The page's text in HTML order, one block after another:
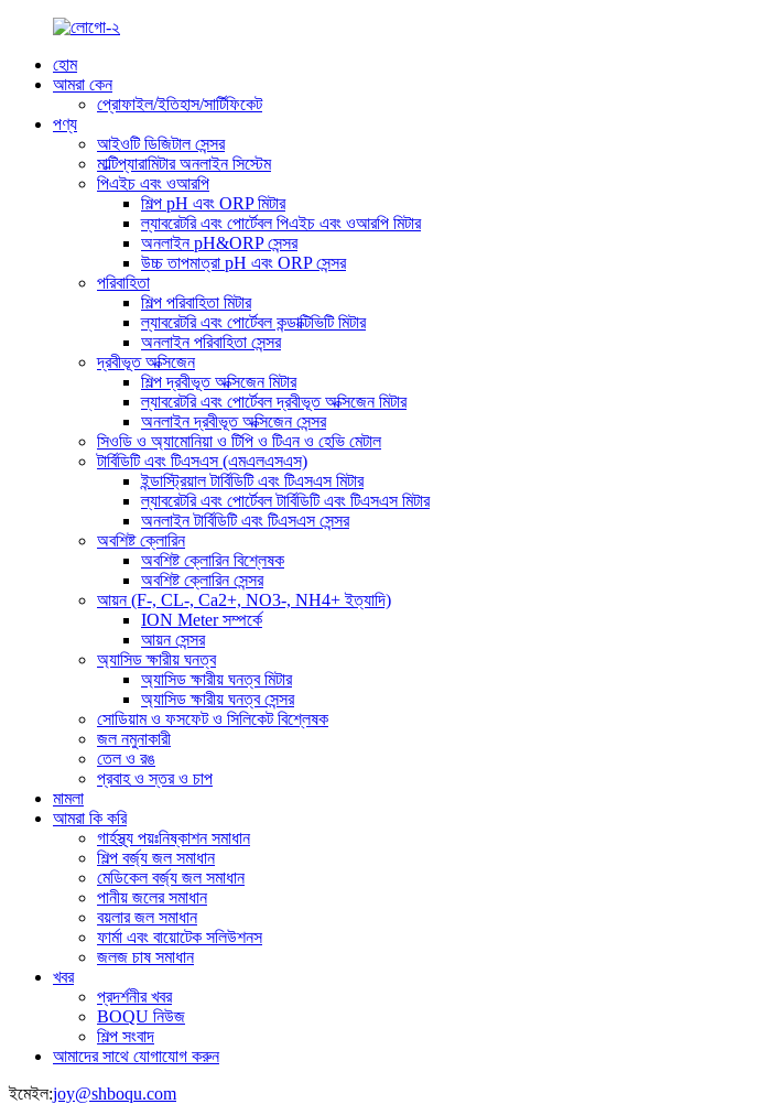
হোম
আমরা কেন
প্রোফাইল/ইতিহাস/সার্টিফিকেট
পণ্য
আইওটি ডিজিটাল সেন্সর
মাল্টিপ্যারামিটার অনলাইন সিস্টেম
পিএইচ এবং ওআরপি
শিল্প pH এবং ORP মিটার
ল্যাবরেটরি এবং পোর্টেবল পিএইচ এবং ওআরপি মিটার
অনলাইন pH&ORP সেন্সর
উচ্চ তাপমাত্রা pH এবং ORP সেন্সর
পরিবাহিতা
শিল্প পরিবাহিতা মিটার
ল্যাবরেটরি এবং পোর্টেবল কন্ডাক্টিভিটি মিটার
অনলাইন পরিবাহিতা সেন্সর
দ্রবীভূত অক্সিজেন
শিল্প দ্রবীভূত অক্সিজেন মিটার
ল্যাবরেটরি এবং পোর্টেবল দ্রবীভূত অক্সিজেন মিটার
অনলাইন দ্রবীভূত অক্সিজেন সেন্সর
সিওডি ও অ্যামোনিয়া ও টিপি ও টিএন ও হেভি মেটাল
টার্বিডিটি এবং টিএসএস (এমএলএসএস)
ইন্ডাস্ট্রিয়াল টার্বিডিটি এবং টিএসএস মিটার
ল্যাবরেটরি এবং পোর্টেবল টার্বিডিটি এবং টিএসএস মিটার
অনলাইন টার্বিডিটি এবং টিএসএস সেন্সর
অবশিষ্ট ক্লোরিন
অবশিষ্ট ক্লোরিন বিশ্লেষক
অবশিষ্ট ক্লোরিন সেন্সর
আয়ন (F-, CL-, Ca2+, NO3-, NH4+ ইত্যাদি)
ION Meter সম্পর্কে
আয়ন সেন্সর
অ্যাসিড ক্ষারীয় ঘনত্ব
অ্যাসিড ক্ষারীয় ঘনত্ব মিটার
অ্যাসিড ক্ষারীয় ঘনত্ব সেন্সর
সোডিয়াম ও ফসফেট ও সিলিকেট বিশ্লেষক
জল নমুনাকারী
তেল ও রঙ
প্রবাহ ও স্তর ও চাপ
মামলা
আমরা কি করি
গার্হস্থ্য পয়ঃনিষ্কাশন সমাধান
শিল্প বর্জ্য জল সমাধান
মেডিকেল বর্জ্য জল সমাধান
পানীয় জলের সমাধান
বয়লার জল সমাধান
ফার্মা এবং বায়োটেক সলিউশনস
জলজ চাষ সমাধান
খবর
প্রদর্শনীর খবর
BOQU নিউজ
শিল্প সংবাদ
আমাদের সাথে যোগাযোগ করুন
ইমেইল:joy@shboqu.com